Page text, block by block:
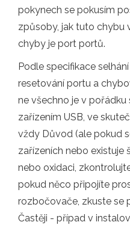
pokynech se pokusím
způsoby, jak tuto chybu
chyby je port portů.
Podle specifikace
resetování portu a
ne všechno je v
zařízením USB, ve
vždy Důvod (ale pokud
zařízeních nebo existuje
nebo oxidaci,
pokud něco připojíte
rozbočovače, zkuste se
Častěji - případ v